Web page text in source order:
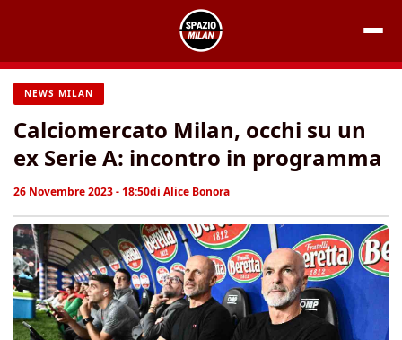
contenuto
NEWS MILAN
Calciomercato Milan, occhi su un
ex Serie A: incontro in programma
26 Novembre 2023 - 18:50di Alice Bonora